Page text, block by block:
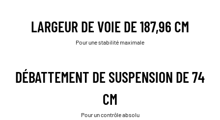
LARGEUR DE VOIE DE 187,96 CM
Pour une stabilité maximale
DÉBATTEMENT DE SUSPENSION DE 74
CM
Pour un contrôle absolu